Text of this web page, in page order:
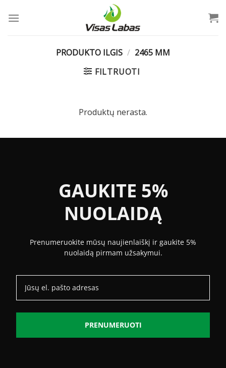
PRODUKTO ILGIS / 2465 MM
FILTRUOTI
Produktų nerasta.
GAUKITE 5%
NUOLAIDĄ
Prenumeruokite mūsų naujienlaiškį ir gaukite 5%
nuolaidą pirmam užsakymui.
PRENUMERUOTI